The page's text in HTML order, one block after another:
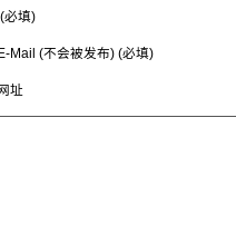
必填)
Mail (不会被发布) (必填)
址